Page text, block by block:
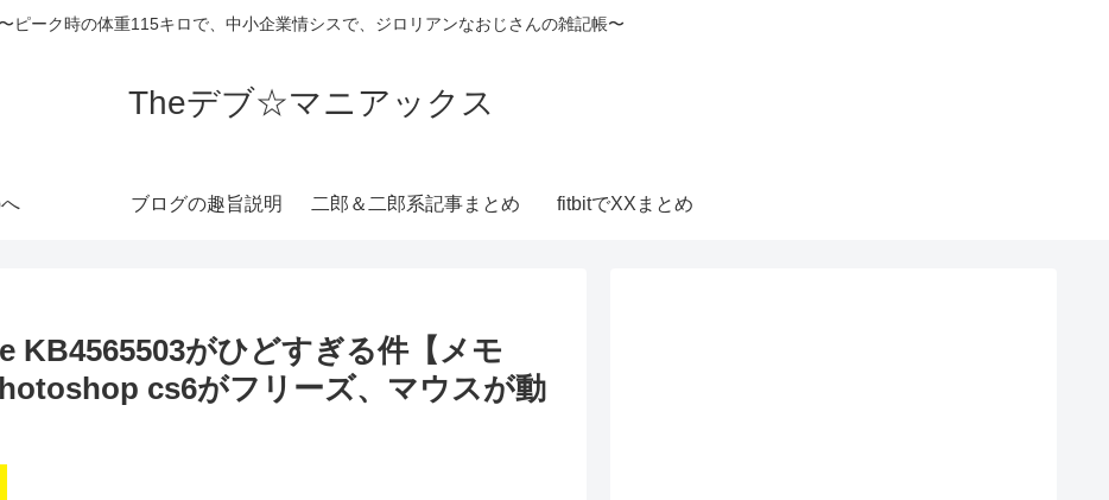
〜ピーク時の体重115キロで、中小企業情シスで、ジロリアンなおじさんの雑記帳〜
Theデブ☆マニアックス
ブログの趣旨説明 二郎＆二郎系記事まとめ fitbitでXXまとめ
KB4565503がひどすぎる件【メモ
cs6がフリーズ、マウスが動